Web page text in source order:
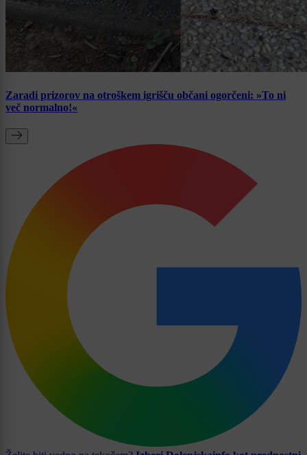
Zaradi prizorov na otroškem igrišču občani ogorčeni: »To ni
več normalno!«